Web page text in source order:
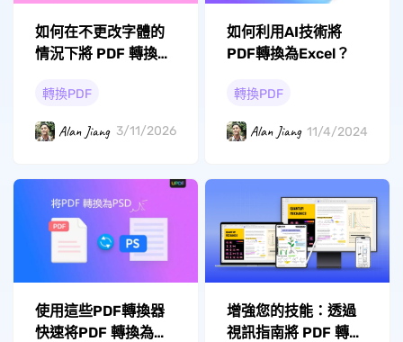
如何在不更改字體的
情況下將 PDF 轉換為
轉換PDF
Alan Jiang 3/11/2026
如何利用AI技術將
PDF轉換為Excel？
轉換PDF
Alan Jiang 11/4/2024
使用這些PDF轉換器
快速将PDF 轉換為
增強您的技能：透過
視訊指南將 PDF 轉換